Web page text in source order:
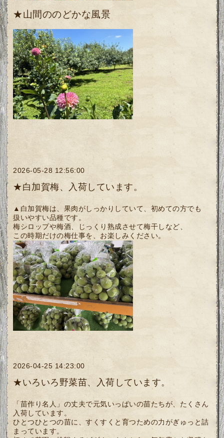
★山間ののどかな風景
2026-05-28 12:56:00
★白加賀梅、入荷しています。
▲白加賀梅は、果肉がしっかりしていて、初めての方でも
扱いやすい品種です。
梅シロップや梅酒、じっくり熟成させて梅干しなど、
この時期だけの梅仕事を、お楽しみください。
2026-04-25 14:23:00
★いろいろ野菜苗、入荷しています。
「苗作り名人」の丈夫で元気いっぱいの苗たちが、たくさん
入荷しています。
ひとつひとつの苗に、すくすくと育つための力がぎゅっと詰
まっています。